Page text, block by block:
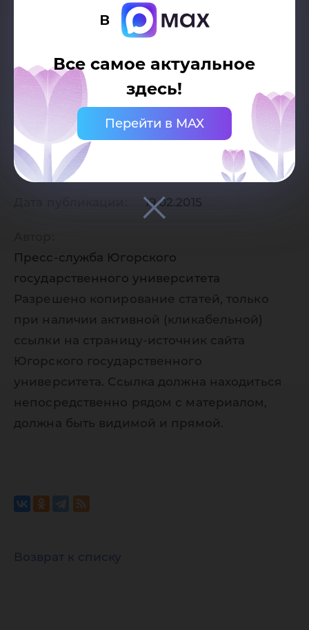
в
Все самое актуальное
здесь!
Перейти в MAX
19.02.2015
Пресс-служба Югорского
государственного университета
Разрешено копирование статей, только
при наличии активной (кликабельной)
ссылки на страницу-источник сайта
Югорского государственного
университета. Ссылка должна находиться
непосредственно рядом с материалом,
должна быть видимой и прямой.
Возврат к списку